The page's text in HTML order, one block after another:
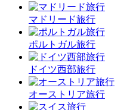
マドリード旅行
ポルトガル旅行
ドイツ西部旅行
オーストリア旅行